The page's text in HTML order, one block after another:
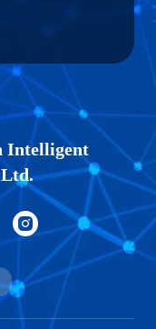
Intelligent
Ltd.